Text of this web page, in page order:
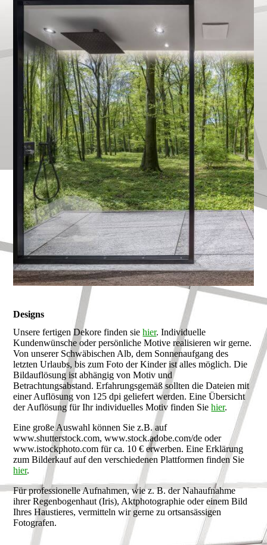
Designs
Unsere fertigen Dekore finden siehier. Individuelle
Kundenwünsche oder persönliche Motive realisieren wir gerne.
Von unserer Schwäbischen Alb, dem Sonnenaufgang des
letzten Urlaubs, bis zum Foto der Kinder ist alles möglich. Die
Bildauflösung ist abhängig von Motiv und
Betrachtungsabstand. Erfahrungsgemäß sollten die Dateien mit
einer Auflösung von 125 dpi geliefert werden. Eine Übersicht
der Auflösung für Ihr individuelles Motiv finden Siehier.
Eine große Auswahl können Sie z.B. auf
www.shutterstock.com, www.stock.adobe.com/de oder
www.istockphoto.com für ca. 10 € erwerben. Eine Erklärung
zum Bilderkauf auf den verschiedenen Plattformen finden Sie
hier.
Für professionelle Aufnahmen, wie z. B. der Nahaufnahme
ihrer Regenbogenhaut (Iris), Aktphotographie oder einem Bild
Ihres Haustieres, vermitteln wir gerne zu ortsansässigen
Fotografen.